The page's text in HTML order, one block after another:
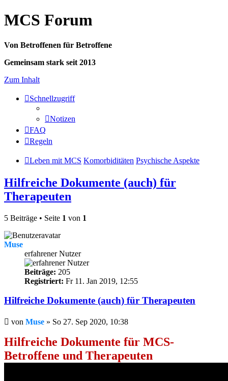
MCS Forum
Von Betroffenen für Betroffene
Gemeinsam stark seit 2013
Zum Inhalt
Schnellzugriff
Notizen
FAQ
Regeln
Leben mit MCS Komorbiditäten Psychische Aspekte
Hilfreiche Dokumente (auch) für
Therapeuten
5 Beiträge • Seite 1 von 1
Muse
erfahrener Nutzer
Beiträge: 205
Registriert: Fr 11. Jan 2019, 12:55
Hilfreiche Dokumente (auch) für Therapeuten
Beitrag
von Muse » So 27. Sep 2020, 10:38
Hilfreiche Dokumente für MCS-
Betroffene und Therapeuten